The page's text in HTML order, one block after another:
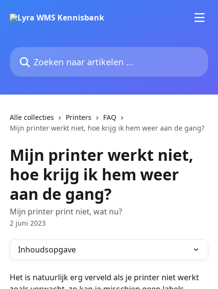
Zoeken naar artikelen ...
Alle collecties Printers
FAQ
Mijn printer werkt niet, hoe krijg ik hem weer aan de gang?
Mijn printer werkt niet,
hoe krijg ik hem weer
aan de gang?
Mijn printer print niet, wat nu?
2 juni 2023
Inhoudsopgave
Het is natuurlijk erg verveld als je printer niet werkt